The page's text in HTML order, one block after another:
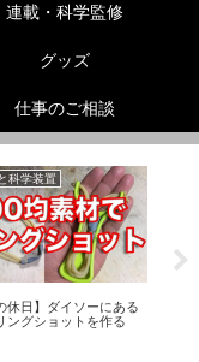
連載・科学監修
グッズ
仕事のご相談
科学装置
休日】ダイソーにある
ングショットを作る